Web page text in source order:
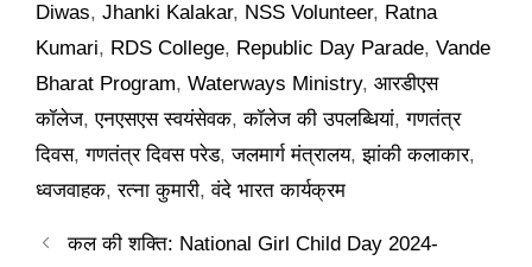
Diwas, Jhanki Kalakar, NSS Volunteer, Ratna
Kumari, RDS College, Republic Day Parade, Vande
Bharat Program, Waterways Ministry, आरडीएस
कॉलेज,एनएसएस स्वयंसेवक,कॉलेज की उपलब्धियां,गणतंत्र
दिवस,गणतंत्र दिवस परेड,जलमार्ग मंत्रालय,झांकी कलाकार,
ध्वजवाहक,रत्ना कुमारी,वंदे भारत कार्यक्रम
कल की शक्ति: National Girl Child Day 2024-